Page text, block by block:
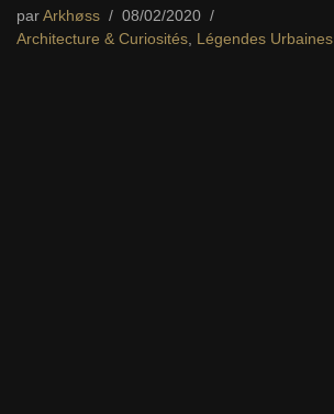
par Arkhøss
08/02/2020
Architecture & Curiosités, Légendes Urbaines